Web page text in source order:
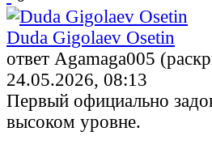
Duda Gigolaev Osetin
ответ Agamaga005
24.05.2026, 08:13
Первый официально
высоком уровне.